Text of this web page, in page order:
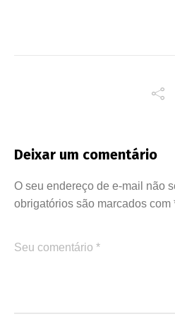
Deixar um comentário
O seu endereço de e-mail não
obrigatórios são marcados com